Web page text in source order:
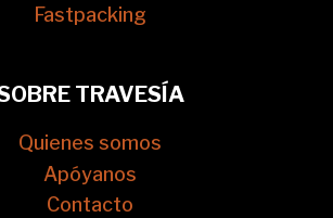
Fastpacking
TRAVESÍA
Quienes somos
Apóyanos
Contacto